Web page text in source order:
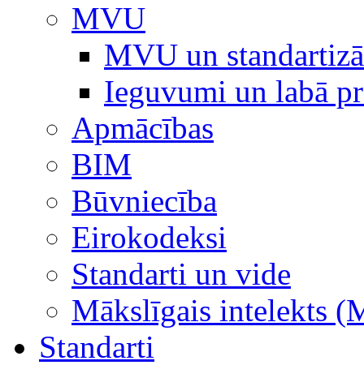
MVU
MVU un
Ieguvumi un labā
Apmācības
BIM
Būvniecība
Eirokodeksi
Standarti un vide
Mākslīgais intelekts
Standarti